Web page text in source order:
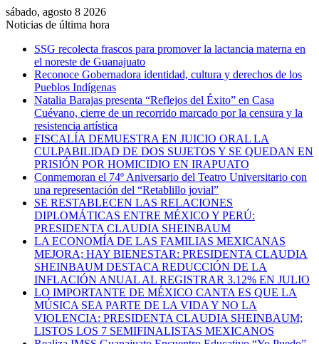
sábado, agosto 8 2026
Noticias de última hora
SSG recolecta frascos para promover la lactancia materna en
el noreste de Guanajuato
Reconoce Gobernadora identidad, cultura y derechos de los
Pueblos Indígenas
Natalia Barajas presenta “Reflejos del Éxito” en Casa
Cuévano, cierre de un recorrido marcado por la censura y la
resistencia artística
FISCALÍA DEMUESTRA EN JUICIO ORAL LA
CULPABILIDAD DE DOS SUJETOS Y SE QUEDAN EN
PRISIÓN POR HOMICIDIO EN IRAPUATO
Conmemoran el 74º Aniversario del Teatro Universitario con
una representación del “Retablillo jovial”
SE RESTABLECEN LAS RELACIONES
DIPLOMÁTICAS ENTRE MÉXICO Y PERÚ:
PRESIDENTA CLAUDIA SHEINBAUM
LA ECONOMÍA DE LAS FAMILIAS MEXICANAS
MEJORA; HAY BIENESTAR: PRESIDENTA CLAUDIA
SHEINBAUM DESTACA REDUCCIÓN DE LA
INFLACIÓN ANUAL AL REGISTRAR 3.12% EN JULIO
LO IMPORTANTE DE MÉXICO CANTA ES QUE LA
MÚSICA SEA PARTE DE LA VIDA Y NO LA
VIOLENCIA: PRESIDENTA CLAUDIA SHEINBAUM;
LISTOS LOS 7 SEMIFINALISTAS MEXICANOS